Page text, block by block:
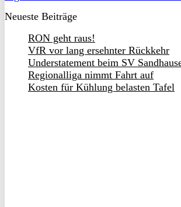
Neueste Beiträge
RON geht raus!
VfR vor lang ersehnter Rückkehr
Understatement beim SV
Regionalliga nimmt Fahrt auf
Kosten für Kühlung belasten Tafel